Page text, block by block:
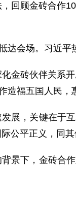
回顾金砖合作
会场。习近平
砖伙伴关系开
造福五国人民，
，关键在于互
公平正义，同
下，金砖合作